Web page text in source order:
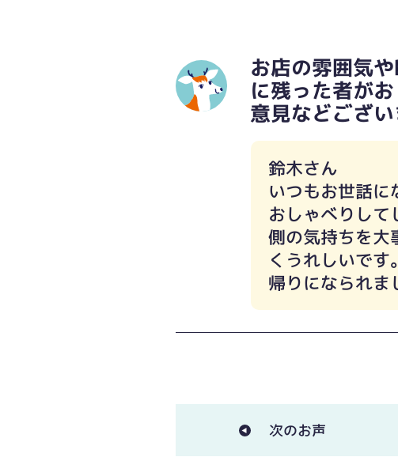
お店の雰囲気
に残った者が
意見などござ
鈴木さん
いつもお世話
おしゃべりし
側の気持ちを
くうれしいで
帰りになられ
次のお声